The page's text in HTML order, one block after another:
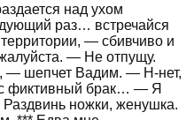
над ухом
раз… встречайся
— сбивчиво и
— Не отпущу.
— шепчет Вадим. — Н-нет,
брак… — Я
ножки, женушка.